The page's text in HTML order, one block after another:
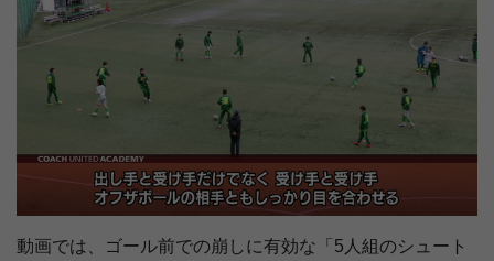
動画では、ゴール前での崩しに有効な「5人組のシュート